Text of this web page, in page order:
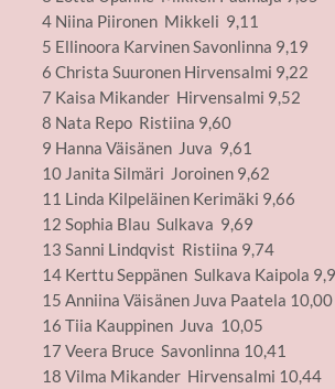
4 Niina Piironen Mikkeli 9,11
5 Ellinoora Karvinen Savonlinna 9,19
6 Christa Suuronen Hirvensalmi 9,22
7 Kaisa Mikander Hirvensalmi 9,52
8 Nata Repo Ristiina 9,60
9 Hanna Väisänen Juva 9,61
10 Janita Silmäri Joroinen 9,62
11 Linda Kilpeläinen Kerimäki 9,66
12 Sophia Blau Sulkava 9,69
13 Sanni Lindqvist Ristiina 9,74
14 Kerttu Seppänen Sulkava Kaipola
15 Anniina Väisänen Juva Paatela 10,00
16 Tiia Kauppinen Juva 10,05
17 Veera Bruce Savonlinna 10,41
18 Vilma Mikander Hirvensalmi 10,44